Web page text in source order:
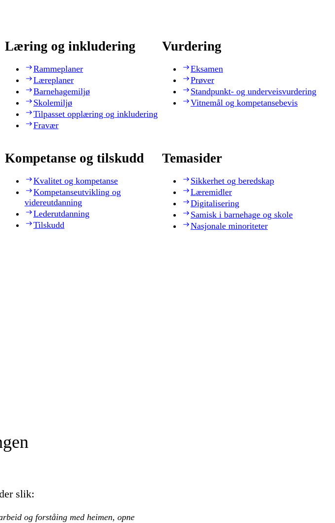
Læring og inkludering
Rammeplaner
Læreplaner
Barnehagemiljø
Skolemiljø
Tilpasset opplæring og inkludering
Fravær
Vurdering
Eksamen
Prøver
Standpunkt- og underveisvurdering
Vitnemål og kompetansebevis
Kompetanse og tilskudd
Kvalitet og kompetanse
Kompetanseutvikling og
videreutdanning
Lederutdanning
Tilskudd
Temasider
Sikkerhet og beredskap
Læremidler
Digitalisering
Samisk i barnehage og skole
Nasjonale minoriteter
slik:
og forståing med heimen, opne